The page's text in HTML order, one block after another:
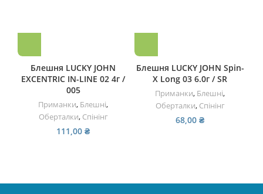
Блешня LUCKY JOHN
EXCENTRIC IN-LINE 02 4г /
005
Приманки, Блешні,
Оберталки, Спінінг
111,00 ₴
Блешня LUCKY JOHN Spin-
X Long 03 6.0г / SR
Приманки, Блешні,
Оберталки, Спінінг
68,00 ₴